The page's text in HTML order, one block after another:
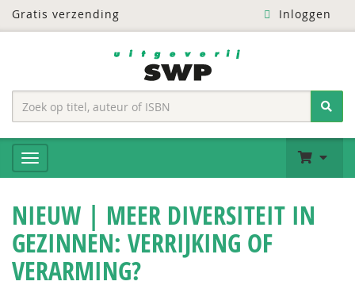
Gratis verzending Inloggen
NIEUW | MEER DIVERSITEIT IN
GEZINNEN: VERRIJKING OF
VERARMING?